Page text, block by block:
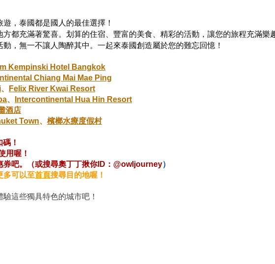
，泰國都是國人的最佳選擇！
都充滿著驚喜。划算的住宿、豐富的美食、精彩的活動，讓您的旅程充滿樂
，無一不讓人陶醉其中。一起來泰國創造屬於您的難忘回憶！
Kempinski Hotel Bangkok
Chiang Mai Mae Ping
、
Felix River Kwai Resort
、
Intercontinental Hua Hin Resort
酒店
Town、 檳榔水療度假村
！
用喔！
券吧。（或搜尋奧丁丁揪你ID：@owljourney）
多可以至首頁搜尋目的地喔！
這些獨具特色的城市吧！